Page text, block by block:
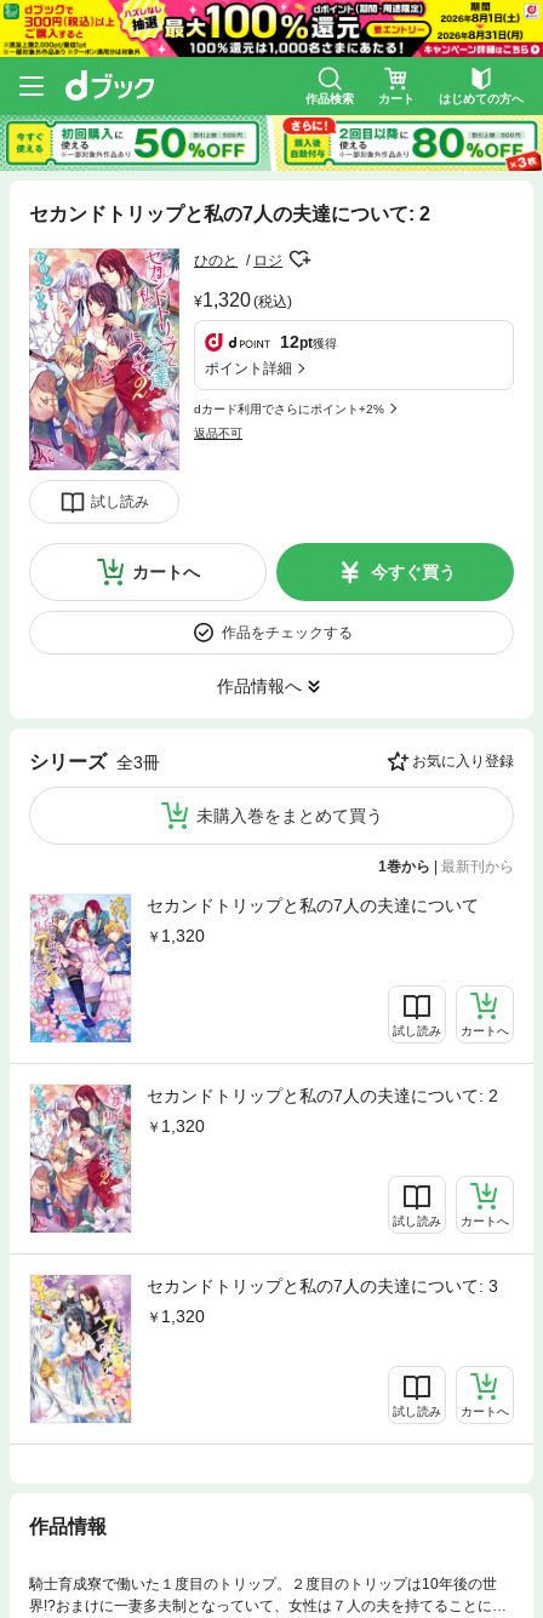
作品検索 カート はじめての方へ
セカンドトリップと私の7人の夫達について: 2
試し読み
ひのと ロジ
1,320(税込)
12pt獲得
ポイント詳細
dカード利用でさらにポイント+2%
返品不可
カートへ 今すぐ買う
作品をチェックする
作品情報へ
シリーズ 全3冊 お気に入り登録
未購入巻をまとめて買う
1巻から | 最新刊から
セカンドトリップと私の7人の夫達について
1,320
試し読み カートへ
セカンドトリップと私の7人の夫達について: 2
1,320
試し読み カートへ
セカンドトリップと私の7人の夫達について: 3
1,320
試し読み カートへ
作品情報
騎士育成寮で働いた１度目のトリップ。２度目のトリップは10年後の世
界!?おまけに一妻多夫制となっていて、女性は７人の夫を持てることに！